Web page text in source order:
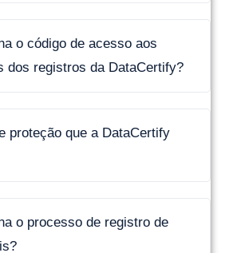
o código de acesso aos
dos registros da DataCertify?
proteção que a DataCertify
o processo de registro de